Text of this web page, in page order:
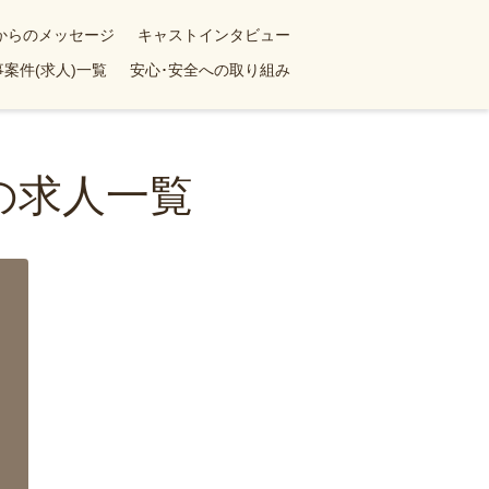
らのメッセージ
キャストインタビュー
案件(求人)一覧 安心･安全への取り組み
求人一覧